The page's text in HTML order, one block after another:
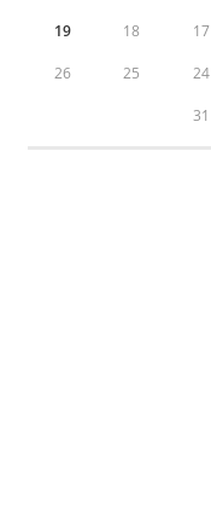
17
18
19
24
25
26
31